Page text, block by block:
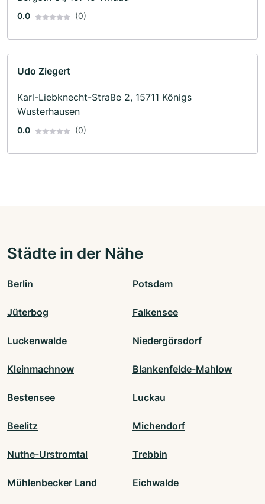
0.0 (0)
Udo Ziegert
Karl-Liebknecht-Straße 2, 15711 Königs
Wusterhausen
0.0 (0)
Städte in der Nähe
Berlin Potsdam
Jüterbog Falkensee
Luckenwalde Niedergörsdorf
Kleinmachnow Blankenfelde-Mahlow
Bestensee Luckau
Beelitz Michendorf
Nuthe-Urstromtal Trebbin
Mühlenbecker Land Eichwalde